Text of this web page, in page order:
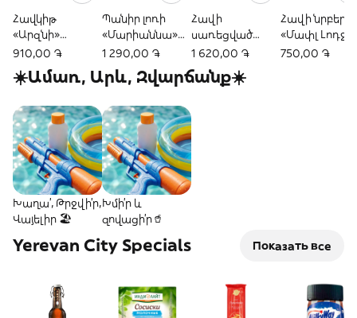
Հավկիթ
«Արզնի»
սեղանը քից #0-
1 10հտ
910,00 ֏
Պանիր լոռի
«Մարիաննա»
400գր
1 290,00 ֏
Հավի
սառեցված
կրծքամիս
«Քուալիկո»
900գր
1 620,00 ֏
Հավի
«Մափլ Լոդջ»
12հտ 450գր
750,00 ֏
☀️Ամառ, Արև, Զվարճանք☀️
Խաղա՛, Թրջվի՛ր,
Վայելիր 🏖️
Խմի՛ր և
զովացի՛ր🥤
Yerevan City Specials Показать все